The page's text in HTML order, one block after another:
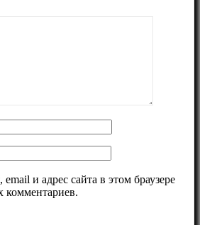
и адрес сайта в этом браузере
комментариев.